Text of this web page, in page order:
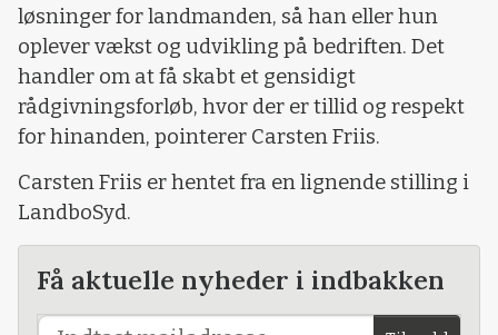
løsninger for landmanden, så han eller hun
oplever vækst og udvikling på bedriften. Det
handler om at få skabt et gensidigt
rådgivningsforløb, hvor der er tillid og respekt
for hinanden, pointerer Carsten Friis.
Carsten Friis er hentet fra en lignende stilling i
LandboSyd.
Få aktuelle nyheder i indbakken